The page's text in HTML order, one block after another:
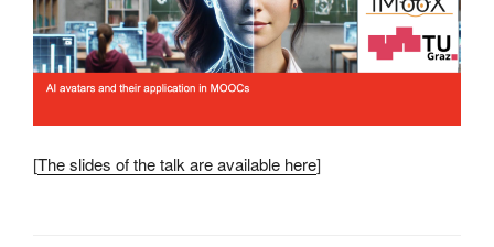
[The slides of the talk are available here]